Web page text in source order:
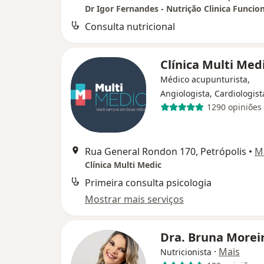
Consulta nutricional
Clínica Multi
Médico acupunturista,
Angiologista,
1290 opiniões
Rua General Rondon 170, Petrópolis •
Clínica Multi Medic
Primeira consulta psicologia
Mostrar mais serviços
Dra. Bruna
Nutricionista · Mais